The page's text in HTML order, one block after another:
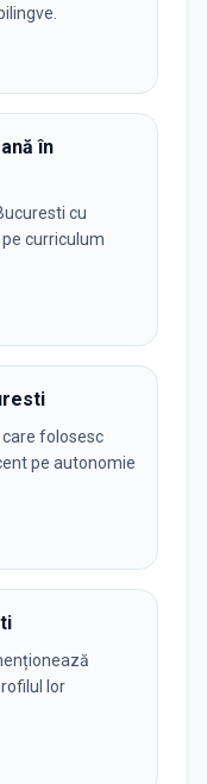
în
cu
curriculum
folosesc
pe autonomie
lor